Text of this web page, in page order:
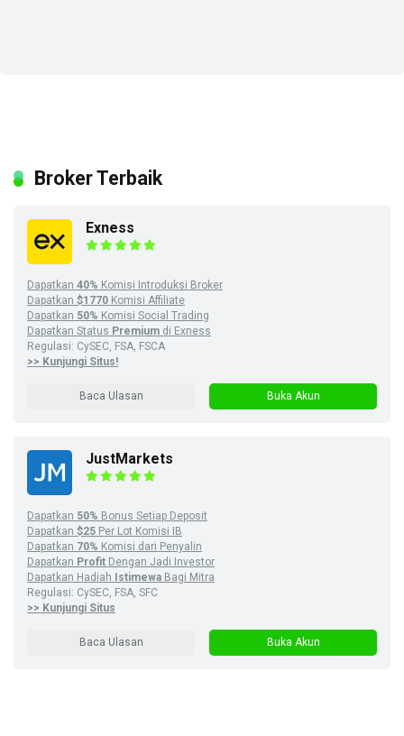
Broker Terbaik
Exness
Dapatkan 40% Komisi Introduksi Broker
Dapatkan $1770 Komisi Affiliate
Dapatkan 50% Komisi Social Trading
Dapatkan Status Premium di Exness
Regulasi: CySEC, FSA, FSCA
>> Kunjungi Situs!
Baca Ulasan Buka Akun
JustMarkets
Dapatkan 50% Bonus Setiap Deposit
Dapatkan $25 Per Lot Komisi IB
Dapatkan 70% Komisi dari Penyalin
Dapatkan Profit Dengan Jadi Investor
Dapatkan Hadiah Istimewa Bagi Mitra
Regulasi: CySEC, FSA, SFC
>> Kunjungi Situs
Baca Ulasan Buka Akun